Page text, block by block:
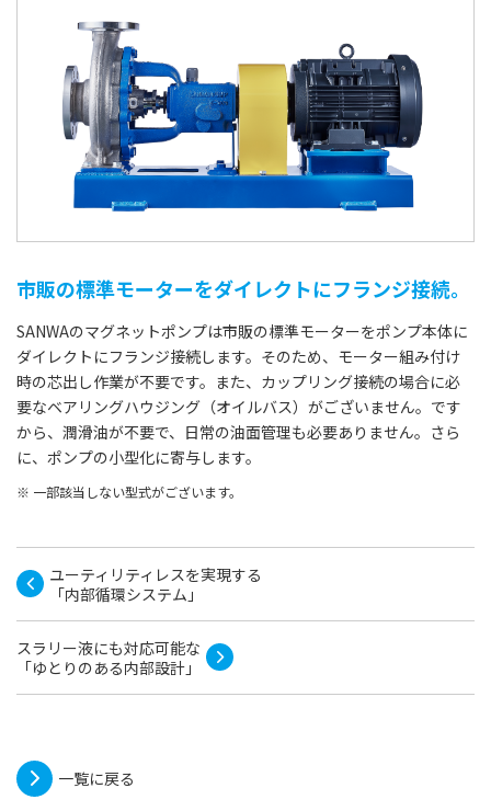
市販の標準モーターをダイレクトにフランジ接続。
SANWAのマグネットポンプは市販の標準モーターをポンプ本体に
ダイレクトにフランジ接続します。そのため、モーター組み付け
時の芯出し作業が不要です。また、カップリング接続の場合に必
要なベアリングハウジング（オイルバス）がございません。です
から、潤滑油が不要で、日常の油面管理も必要ありません。さら
に、ポンプの小型化に寄与します。
一部該当しない型式がございます。
ユーティリティレスを実現する
「内部循環システム」
スラリー液にも対応可能な
「ゆとりのある内部設計」
一覧に戻る